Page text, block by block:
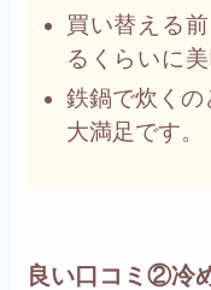
買い替える
るくらいに美
鉄鍋で炊くの
大満足です。
良い口コミ②冷